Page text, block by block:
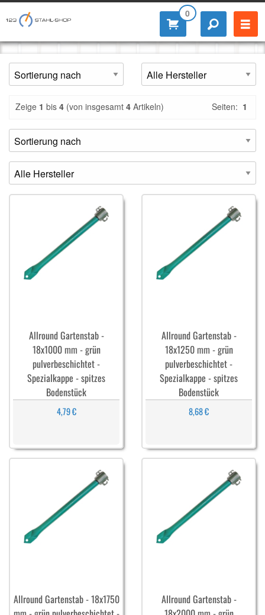
0
Zeige 1 bis 4 (von insgesamt 4 Artikeln) Seiten: 1
Allround Gartenstab -
18x1000 mm - grün
pulverbeschichtet -
Spezialkappe - spitzes
Bodenstück
4,79 €
Allround Gartenstab -
18x1250 mm - grün
pulverbeschichtet -
Spezialkappe - spitzes
Bodenstück
8,68 €
Allround Gartenstab - 18x1750
Allround Gartenstab -